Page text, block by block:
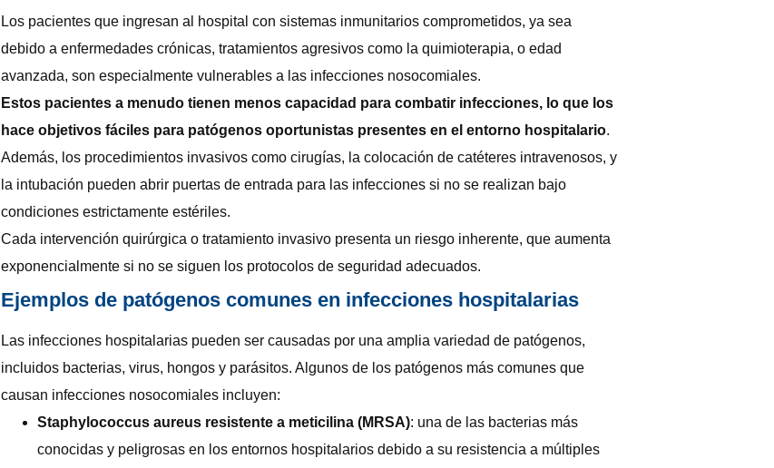
Los pacientes que ingresan al hospital con sistemas inmunitarios comprometidos, ya sea
debido a enfermedades crónicas, tratamientos agresivos como la quimioterapia, o edad
avanzada, son especialmente vulnerables a las infecciones nosocomiales.
Estos pacientes a menudo tienen menos capacidad para combatir infecciones, lo que los
hace objetivos fáciles para patógenos oportunistas presentes en el entorno hospitalario.
Además, los procedimientos invasivos como cirugías, la colocación de catéteres intravenosos, y
la intubación pueden abrir puertas de entrada para las infecciones si no se realizan bajo
condiciones estrictamente estériles.
Cada intervención quirúrgica o tratamiento invasivo presenta un riesgo inherente, que aumenta
exponencialmente si no se siguen los protocolos de seguridad adecuados.
Ejemplos de patógenos comunes en infecciones hospitalarias
Las infecciones hospitalarias pueden ser causadas por una amplia variedad de patógenos,
incluidos bacterias, virus, hongos y parásitos. Algunos de los patógenos más comunes que
causan infecciones nosocomiales incluyen:
Staphylococcus aureus resistente a meticilina (MRSA): una de las bacterias más
conocidas y peligrosas en los entornos hospitalarios debido a su resistencia a múltiples